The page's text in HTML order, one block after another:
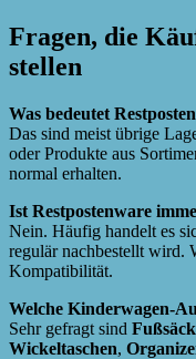
Fragen, die
stellen
Was bedeutet
Das sind meist übrige
oder Produkte aus
normal erhalten.
Ist Restpostenware
Nein. Häufig handelt es
regulär nachbestellt wird.
Kompatibilität.
Welche Kinderwagen-
Sehr gefragt sind
Wickeltaschen,